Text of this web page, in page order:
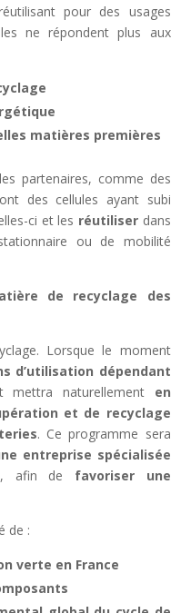
pour des usages
ne répondent plus aux
matières premières
partenaires, comme des
des cellules ayant subi
ci et les réutiliserdans
ou de mobilité
de recyclage des
Lorsque le moment
d’utilisation dépendant
mettra naturellementen
et de recyclage
. Ce programme sera
entreprise spécialisée
, afin de favoriser une
de :
verte en France